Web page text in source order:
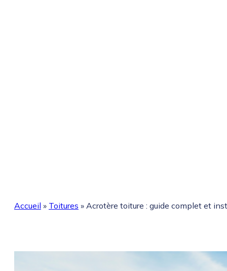
Accueil » Toitures » Acrotère toiture : guide complet et